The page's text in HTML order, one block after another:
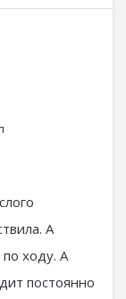
А
ходу. А
постоянно